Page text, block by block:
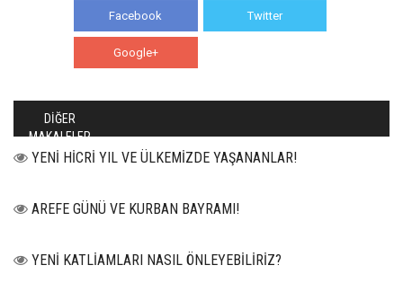
Facebook Twitter
Google+
DİĞER
MAKALELER
YENİ HİCRİ YIL VE ÜLKEMİZDE YAŞANANLAR!
AREFE GÜNÜ VE KURBAN BAYRAMI!
YENİ KATLİAMLARI NASIL ÖNLEYEBİLİRİZ?